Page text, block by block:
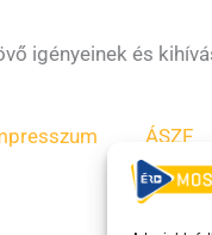
igényeinek és
ÁSZF